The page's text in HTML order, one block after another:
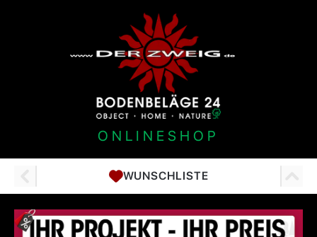
ONLINESHOP
WUNSCHLISTE